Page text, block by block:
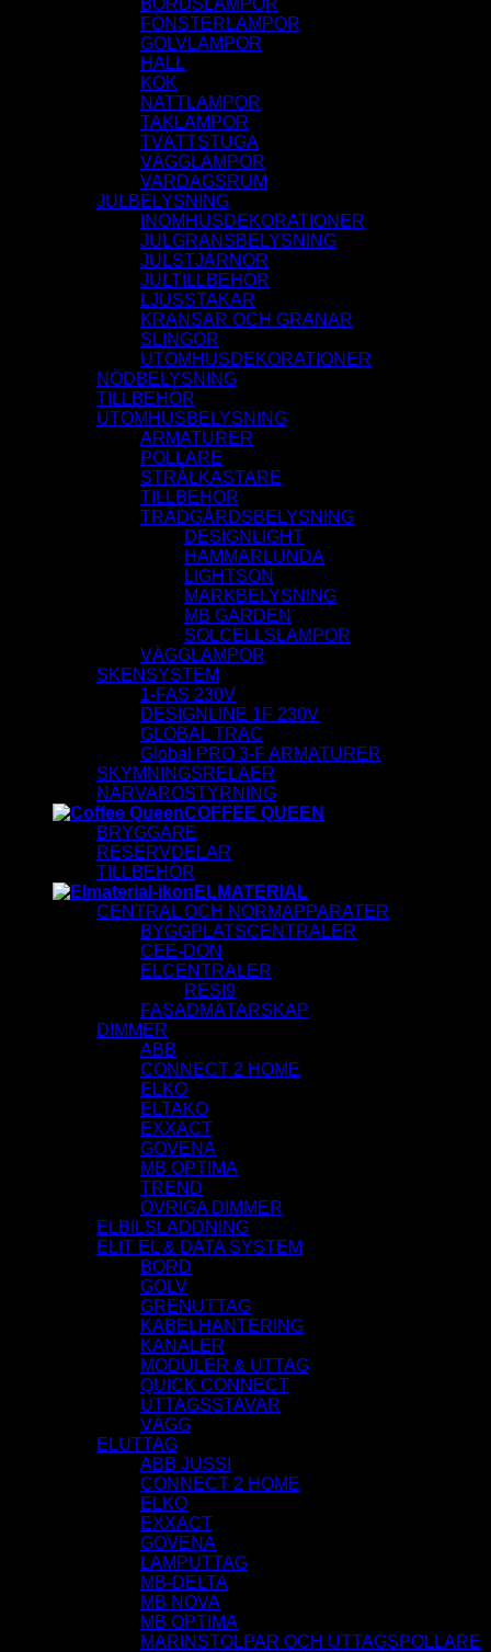
BORDSLAMPOR
FÖNSTERLAMPOR
GOLVLAMPOR
HALL
KÖK
NATTLAMPOR
TAKLAMPOR
TVÄTTSTUGA
VÄGGLAMPOR
VARDAGSRUM
JULBELYSNING
INOMHUSDEKORATIONER
JULGRANSBELYSNING
JULSTJÄRNOR
JULTILLBEHÖR
LJUSSTAKAR
KRANSAR OCH GRANAR
SLINGOR
UTOMHUSDEKORATIONER
NÖDBELYSNING
TILLBEHÖR
UTOMHUSBELYSNING
ARMATURER
POLLARE
STRÅLKASTARE
TILLBEHÖR
TRÄDGÅRDSBELYSNING
DESIGNLIGHT
HAMMARLUNDA
LIGHTSON
MARKBELYSNING
MB GARDEN
SOLCELLSLAMPOR
VÄGGLAMPOR
SKENSYSTEM
1-FAS 230V
DESIGNLINE 1F 230V
GLOBAL TRAC
Global PRO 3-F ARMATURER
SKYMNINGSRELÄER
NÄRVAROSTYRNING
COFFEE QUEEN
BRYGGARE
RESERVDELAR
TILLBEHÖR
ELMATERIAL
CENTRAL OCH NORMAPPARATER
BYGGPLATSCENTRALER
CEE-DON
ELCENTRALER
RESI9
FASADMÄTARSKAP
DIMMER
ABB
CONNECT 2 HOME
ELKO
ELTAKO
EXXACT
GOVENA
MB OPTIMA
TREND
ÖVRIGA DIMMER
ELBILSLADDNING
ELIT EL & DATA SYSTEM
BORD
GOLV
GRENUTTAG
KABELHANTERING
KANALER
MODULER & UTTAG
QUICK CONNECT
UTTAGSSTAVAR
VÄGG
ELUTTAG
ABB JUSSI
CONNECT 2 HOME
ELKO
EXXACT
GOVENA
LAMPUTTAG
MB-DELTA
MB NOVA
MB OPTIMA
MARINSTOLPAR OCH UTTAGSPOLLARE